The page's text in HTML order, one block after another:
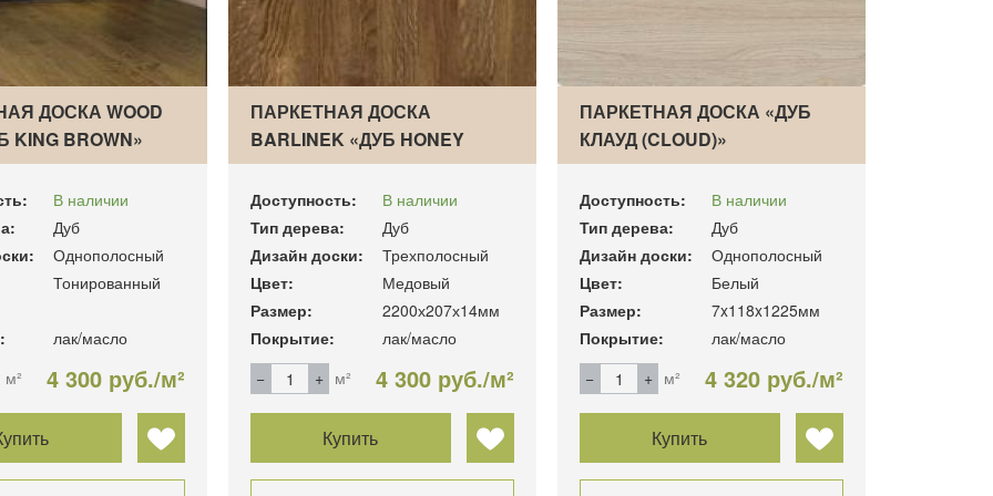
ДОСКА WOOD
KING BROWN»
В наличии
Дуб
Однополосный
Тонированный
лак/масло
м²
4 300 руб./м²
ПАРКЕТНАЯ ДОСКА
BARLINEK «ДУБ HONEY
MOLTI»
Доступность:
В наличии
Тип дерева:
Дуб
Дизайн доски:
Трехполосный
Цвет:
Медовый
Размер:
2200х207х14мм
Покрытие:
лак/масло
м²
4 300 руб./м²
Купить
ПАРКЕТНАЯ ДОСКА «ДУБ
КЛАУД (CLOUD)»
Доступность:
В наличии
Тип дерева:
Дуб
Дизайн доски:
Однополосный
Цвет:
Белый
Размер:
7x118x1225мм
Покрытие:
лак/масло
м²
4 320 руб./м²
Купить